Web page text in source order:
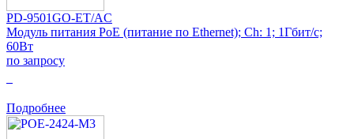
PD-9501GO-ET/AC
Модуль питания PoE (питание по Ethernet); Ch: 1; 1Гбит/с;
60Вт
по запросу
Подробнее